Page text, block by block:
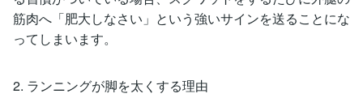
筋肉へ「肥大しなさい」という強いサインを送ることにな
ってしまいます。
2. ランニングが脚を太くする理由